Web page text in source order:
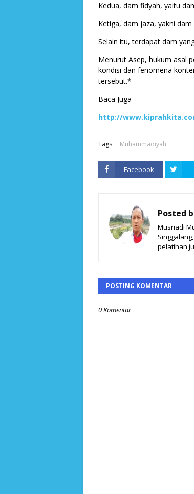
Kedua, dam fidyah, yaitu
Ketiga, dam jaza, yakni
Selain itu, terdapat dam
Menurut Asep, hukum asal
kondisi dan fenomena
tersebut.*
Baca Juga
http://
Tags: Muhammadiyah
Facebook
Posted
Musriadi
pelatihan
POSTING KOMENTAR
0 Komentar